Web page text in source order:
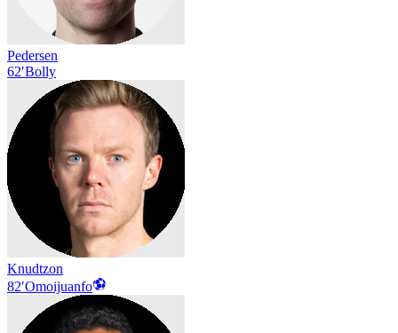
Pedersen
62′Bolly
Knudtzon
82′Omoijuanfo